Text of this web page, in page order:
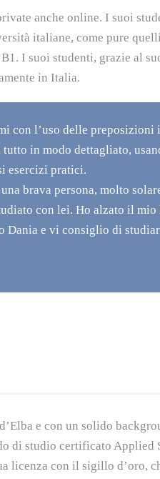
anche online. I suoi
italiane, come pure
I suoi studenti, grazie al
in Italia.
con l’uso delle
tutto in modo dettagliato,
esercizi pratici.
brava persona, molto
con lei. Ho alzato il
Dania e vi consiglio di
e con un solido
di studio certificato Applied
licenza con il sigillo d’oro,